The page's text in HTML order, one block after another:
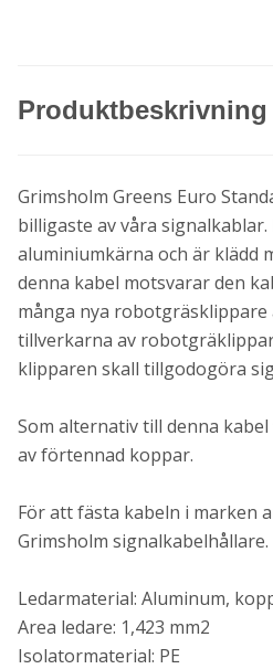
Produktbeskrivning
Grimsholm Greens Euro
billigaste av våra
aluminiumkärna och är klädd
denna kabel motsvarar den
många nya robotgräsklippare
tillverkarna av
klipparen skall tillgodogöra
Som alternativ till denna
av förtennad koppar.
För att fästa kabeln i marken
Grimsholm signalkabelhållare.
Ledarmaterial: Aluminum,
Area ledare: 1,423 mm2
Isolatormaterial: PE